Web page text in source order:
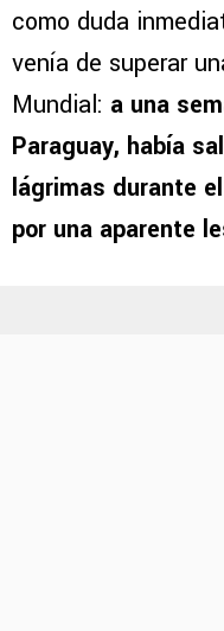
como duda
venía de superar
Mundial: a una
Paraguay, había
lágrimas durante
por una aparente